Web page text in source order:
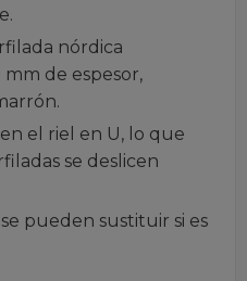
nórdica
de espesor,
el riel en U, lo que
se deslicen
pueden sustituir si es